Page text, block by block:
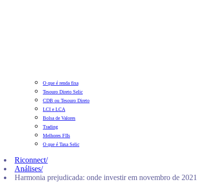
O que é renda fixa
Tesouro Direto Selic
CDB ou Tesouro Direto
LCI e LCA
Bolsa de Valores
Trading
Melhores FIIs
O que é Taxa Selic
Riconnect/
Análises/
Harmonia prejudicada: onde investir em novembro de 2021